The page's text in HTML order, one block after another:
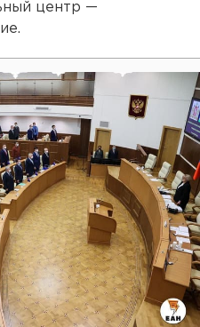
центр —